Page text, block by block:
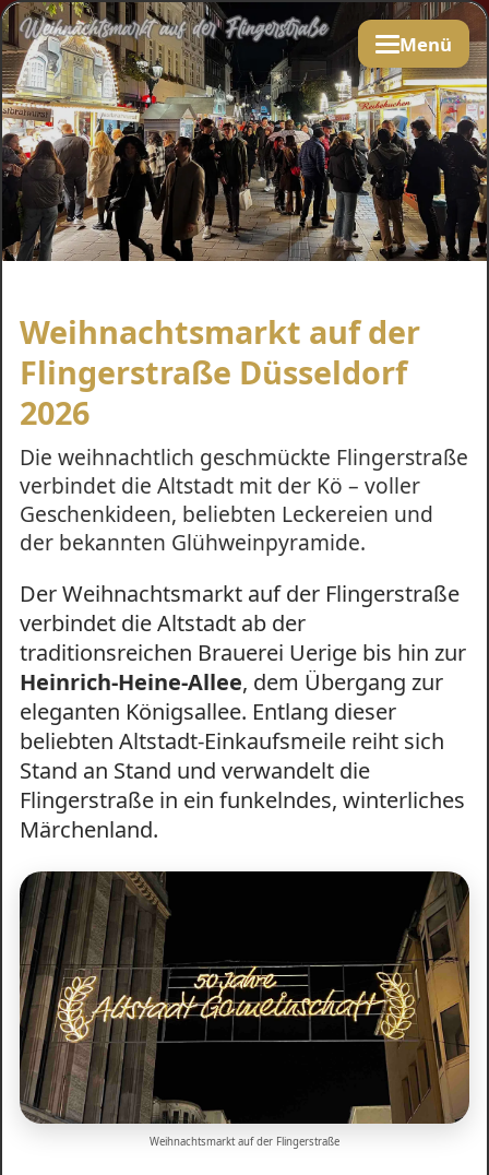
Menü
Weihnachtsmarkt auf der
Flingerstraße Düsseldorf
2026
Die weihnachtlich geschmückte Flingerstraße
verbindet die Altstadt mit der Kö – voller
Geschenkideen, beliebten Leckereien und
der bekannten Glühweinpyramide.
Der Weihnachtsmarkt auf der Flingerstraße
verbindet die Altstadt ab der
traditionsreichen Brauerei Uerige bis hin zur
Heinrich-Heine-Allee, dem Übergang zur
eleganten Königsallee. Entlang dieser
beliebten Altstadt-Einkaufsmeile reiht sich
Stand an Stand und verwandelt die
Flingerstraße in ein funkelndes, winterliches
Märchenland.
Weihnachtsmarkt auf der Flingerstraße